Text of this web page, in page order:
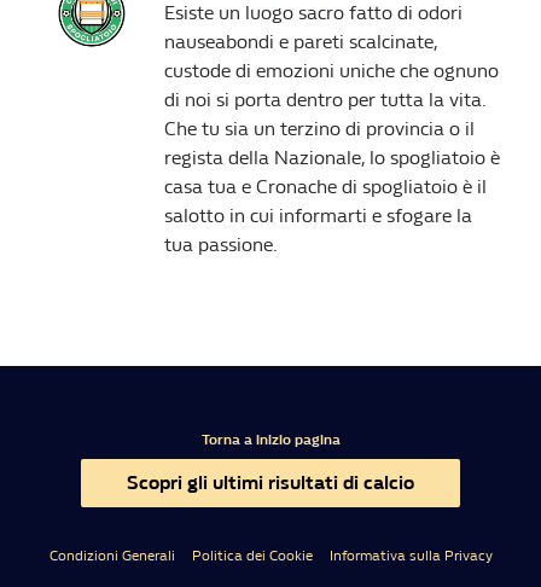
Esiste un luogo sacro fatto di odori
nauseabondi e pareti scalcinate,
custode di emozioni uniche che ognuno
di noi si porta dentro per tutta la vita.
Che tu sia un terzino di provincia o il
regista della Nazionale, lo spogliatoio è
casa tua e Cronache di spogliatoio è il
salotto in cui informarti e sfogare la
tua passione.
Torna a inizio pagina
Scopri gli ultimi risultati di calcio
Condizioni Generali Politica dei Cookie Informativa sulla Privacy